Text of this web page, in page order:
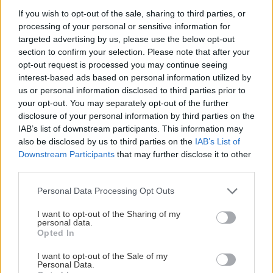
If you wish to opt-out of the sale, sharing to third parties, or
processing of your personal or sensitive information for
targeted advertising by us, please use the below opt-out
section to confirm your selection. Please note that after your
opt-out request is processed you may continue seeing
interest-based ads based on personal information utilized by
us or personal information disclosed to third parties prior to
your opt-out. You may separately opt-out of the further
disclosure of your personal information by third parties on the
IAB’s list of downstream participants. This information may
also be disclosed by us to third parties on the IAB’s List of
Downstream Participants that may further disclose it to other
Please note that this website/app uses one or more Google
not limited to your visit or usage behaviour. You may click to
grant or deny consent to Google and its third-party tags to
use your data for below specified purposes in below Google
consent section.
Personal Data Processing Opt Outs
I want to opt-out of the Sharing of my
personal data.
Opted In
I want to opt-out of the Sale of my
Personal Data.
μελώσουν τα ντοματίνια (φτιάχνουμε δηλαδή ένα
είδος κονφί, όσο ψήνονται τα υπόλοιπα υλικά).
Βγάζουμε τα υλικά από τον φούρνο, προσθέτουμε
όλο το περιεχόμενο της κατσαρόλας και τις ελιές,
ανακατεύουμε, απλώνουμε το μείγμα στο ταψί και
ψήνουμε για άλλα 10 λεπτά. Μεταφέρουμε σε
πιατέλα και προσθέτουμε τον υπόλοιπο χυμό
λάιμ, το ξύσμα, το υπόλοιπο θυμάρι και τα
φυστίκια, ανακατεύουμε και σερβίρουμε.
Συνταγήεδώ
Ρεβίθια καρμπονάρα
Υλικά: 150 γρ. μπέικον, καπνιστό, σε φέτες, 1 κ.σ.